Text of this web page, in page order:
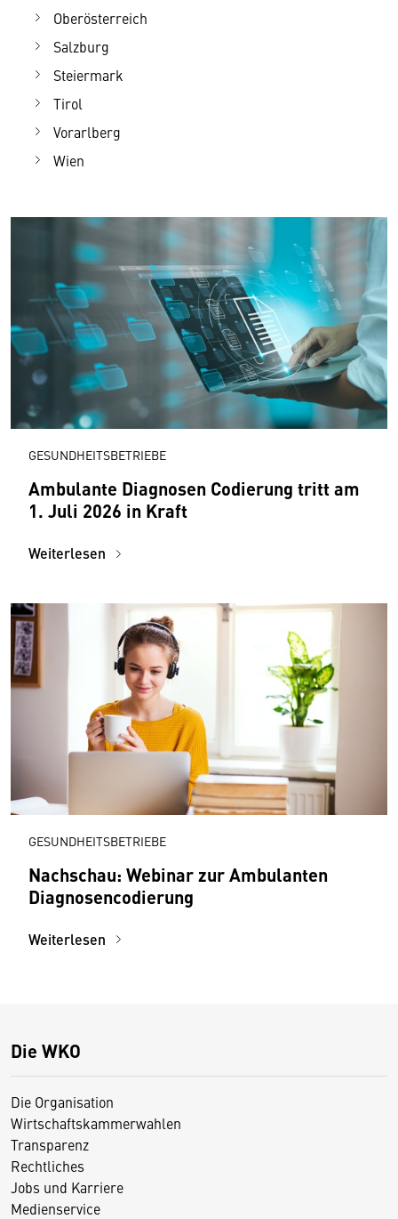
Oberösterreich
Salzburg
Steiermark
Tirol
Vorarlberg
Wien
GESUNDHEITSBETRIEBE
Ambulante Diagnosen Codierung tritt am
1. Juli 2026 in Kraft
Weiterlesen
GESUNDHEITSBETRIEBE
Nachschau: Webinar zur Ambulanten
Diagnosen­codierung
Weiterlesen
Die WKO
Die Organisation
Wirtschaftskammerwahlen
Transparenz
Rechtliches
Jobs und Karriere
Medienservice